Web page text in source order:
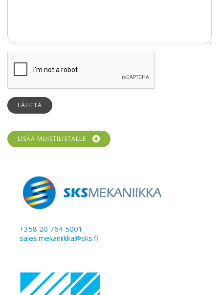
LÄHETÄ
LISÄÄ MUISTILISTALLE
+358 20 764 5001
sales.mekaniikka@sks.fi